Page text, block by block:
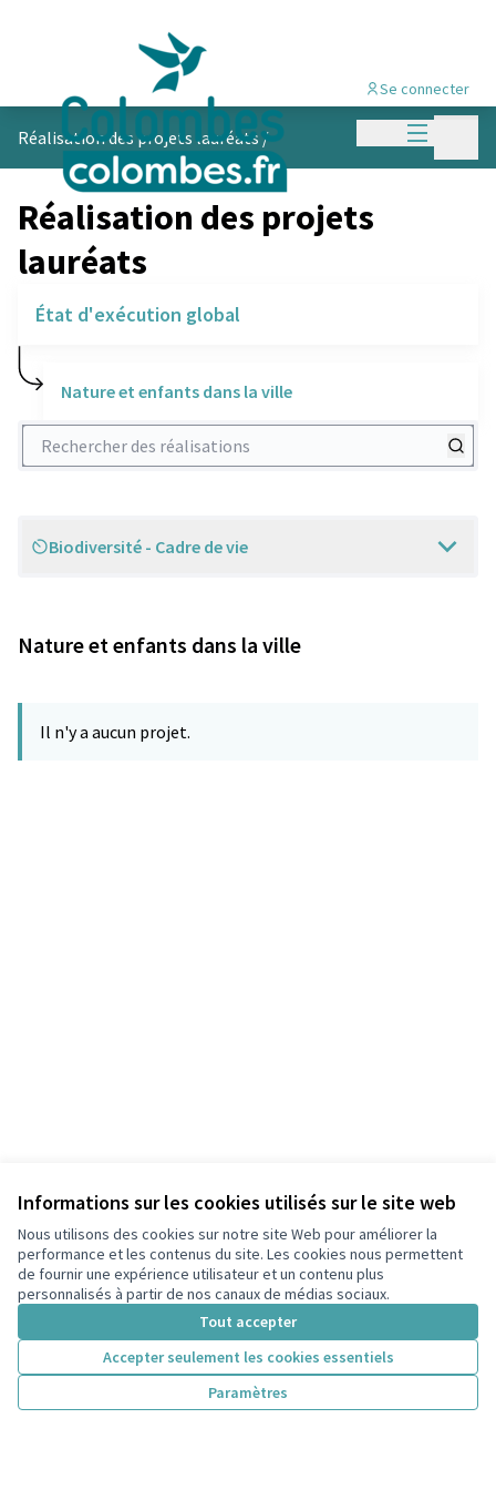
Informations sur les cookies utilisés sur le site web
Nous utilisons des cookies sur notre site Web pour améliorer la
performance et les contenus du site. Les cookies nous permettent
de fournir une expérience utilisateur et un contenu plus
personnalisés à partir de nos canaux de médias sociaux.
Tout accepter
Accepter seulement les cookies essentiels
Paramètres
Menu
Se connecter
Réalisation des projets lauréats /
Réalisation des projets
lauréats
État d'exécution global
Nature et enfants dans la ville
Rechercher des réalisations
Scope
Biodiversité - Cadre de vie
Nature et enfants dans la ville
Il n'y a aucun projet.